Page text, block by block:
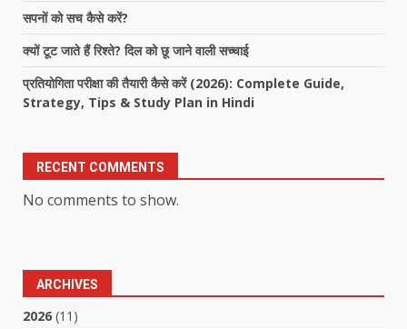
सपनों को सच कैसे करें?
क्यों टूट जाते हैं रिश्ते? दिल को छू जाने वाली सच्चाई
प्रतियोगिता परीक्षा की तैयारी कैसे करें (2026): Complete Guide,
Strategy, Tips & Study Plan in Hindi
RECENT COMMENTS
No comments to show.
ARCHIVES
2026 (11)